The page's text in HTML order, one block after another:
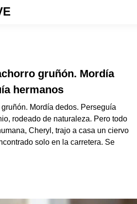
gruñón. Mordía
hermanos
Mordía dedos. Perseguía
rodeado de naturaleza. Pero todo
Cheryl, trajo a casa un ciervo
solo en la carretera. Se